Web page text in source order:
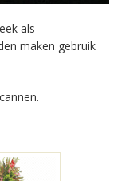
als
maken gebruik